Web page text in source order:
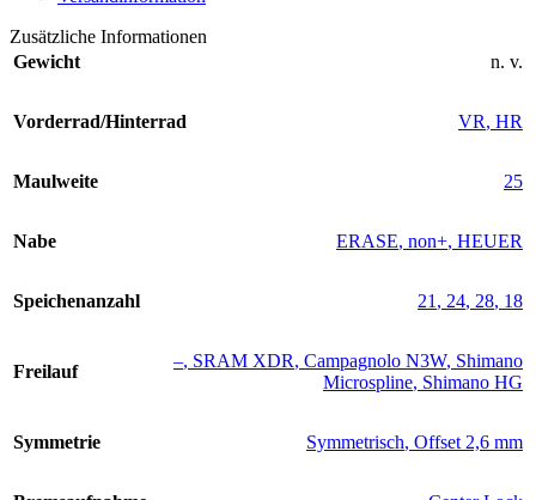
Zusätzliche Informationen
Gewicht
n. v.
Vorderrad/Hinterrad VR, HR
Maulweite 25
Nabe ERASE, non+, HEUER
Speichenanzahl 21 , 24, 28, 18
Freilauf
–, SRAM XDR, Campagnolo N3W, Shimano
Microspline, Shimano HG
Symmetrie Symmetrisch, Offset 2,6 mm